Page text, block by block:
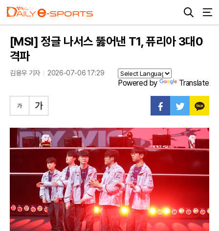
[MSI] 정글 나서스 뚫어낸 T1, 퓨리아 3대0
격파
김용우 기자 2026-07-06 17:29
Powered by Translate